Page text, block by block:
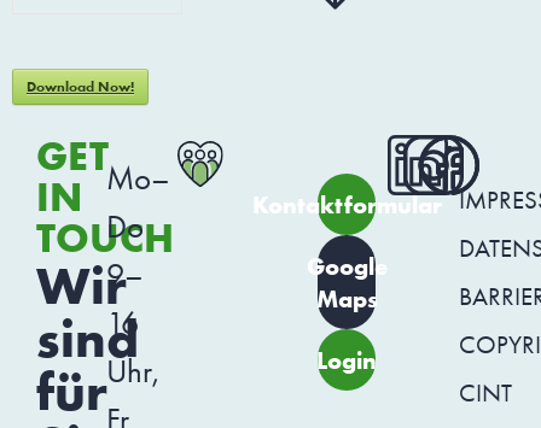
Download Now!
GET
IN
TOUCH
Wir
sind
für
Mo–
Do
9–
16
Uhr,
Fr
Kontaktformular
Google
Maps
Login
CINT